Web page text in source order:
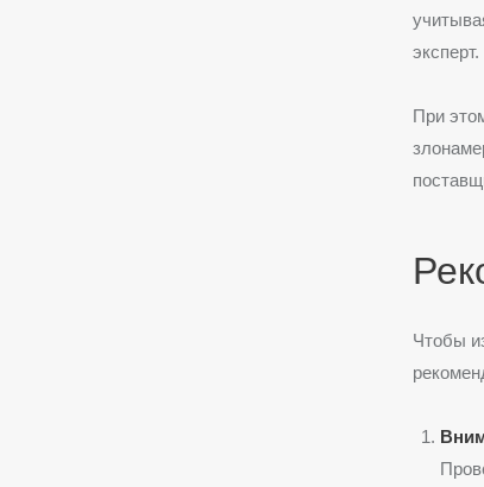
эксперт.
При
Чтобы